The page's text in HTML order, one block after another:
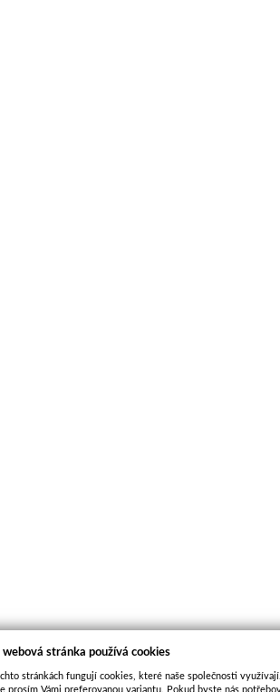
webová stránka používá cookies
stránkách fungují cookies, které naše společnosti